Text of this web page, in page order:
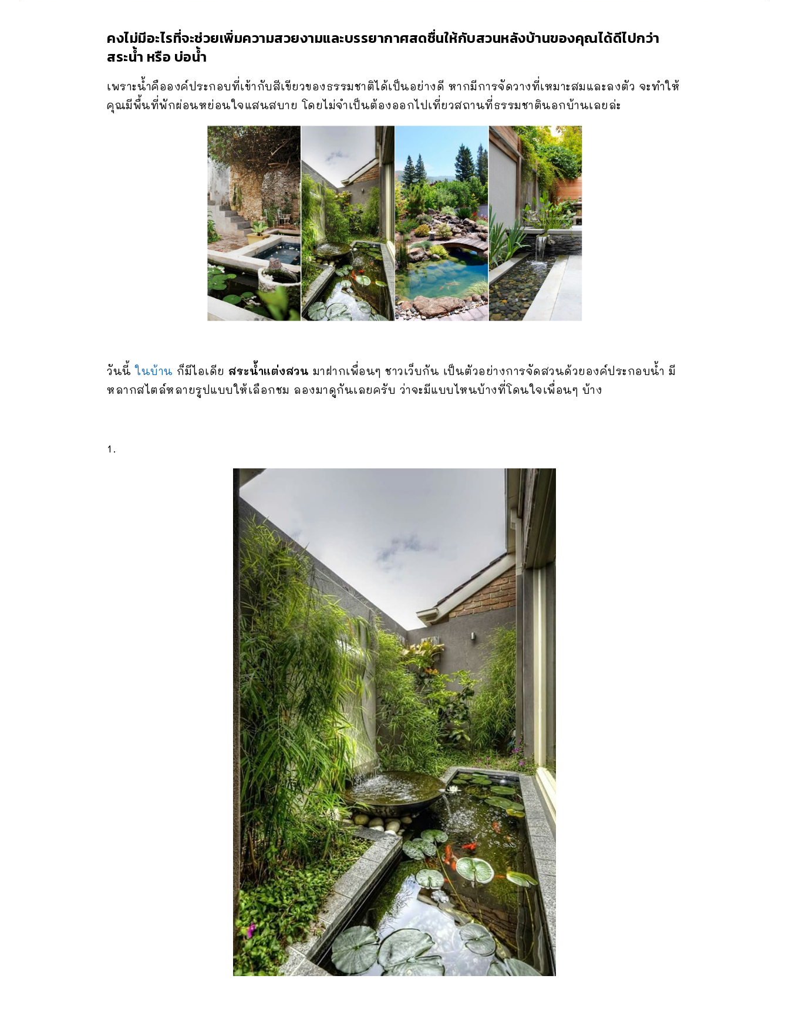
คงไม่มีอะไรที่จะช่วยเพิ่มความสวยงามและบรรยากาศสดชื่นให้กับสวนหลังบ้านของคุณได้ดีไปกว่า
สระน้ำ หรือ บ่อน้ำ
เพราะน้ำคือองค์ประกอบที่เข้ากับสีเขียวของธรรมชาติได้เป็นอย่างดี หากมีการจัดวางที่เหมาะสมและลงตัว จะทำให้
คุณมีพื้นที่พักผ่อนหย่อนใจแสนสบาย โดยไม่จำเป็นต้องออกไปเที่ยวสถานที่ธรรมชาตินอกบ้านเลยล่ะ
วันนี้ในบ้าน ก็มีไอเดีย สระน้ำแต่งสวน มาฝากเพื่อนๆ ชาวเว็บกัน เป็นตัวอย่างการจัดสวนด้วยองค์ประกอบน้ำ มี
หลากสไตล์หลายรูปแบบให้เลือกชม ลองมาดูกันเลยครับ ว่าจะมีแบบไหนบ้างที่โดนใจเพื่อนๆ บ้าง
1.